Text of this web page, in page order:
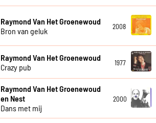
Raymond Van Het Groenewoud
Bron van geluk
2008
Raymond Van Het Groenewoud
Crazy pub
1977
Raymond Van Het Groenewoud
en Nest
Dans met mij
2000